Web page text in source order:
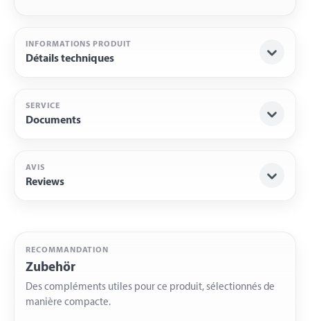
INFORMATIONS PRODUIT
Détails techniques
SERVICE
Documents
AVIS
Reviews
RECOMMANDATION
Zubehör
Des compléments utiles pour ce produit, sélectionnés de
manière compacte.